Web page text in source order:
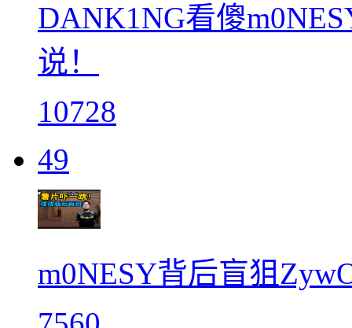
DANK1NG看傻
说！
10728
49
m0NESY背后盲狙